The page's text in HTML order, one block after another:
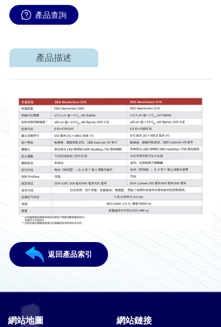
產品查詢
產品描述
返回產品索引
網站地圖 網站鏈接